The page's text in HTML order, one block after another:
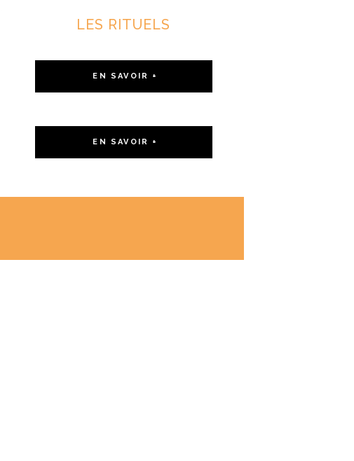
LES RITUELS
EN SAVOIR +
NOS PRODUITS
EN SAVOIR +